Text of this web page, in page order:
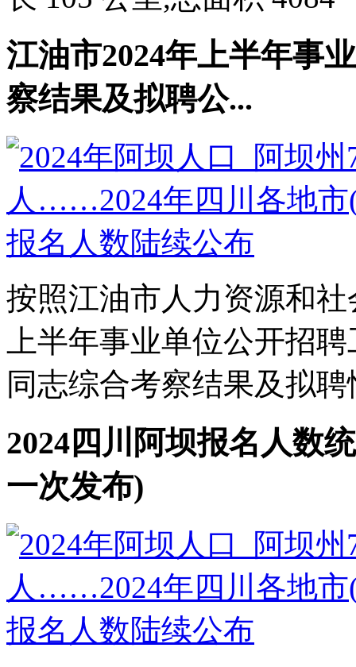
江油市2024年上半年事
察结果及拟聘公...
按照江油市人力资源和
上半年事业单位公开招
同志综合考察结果及拟
2024四川阿坝报名人数
一次发布)